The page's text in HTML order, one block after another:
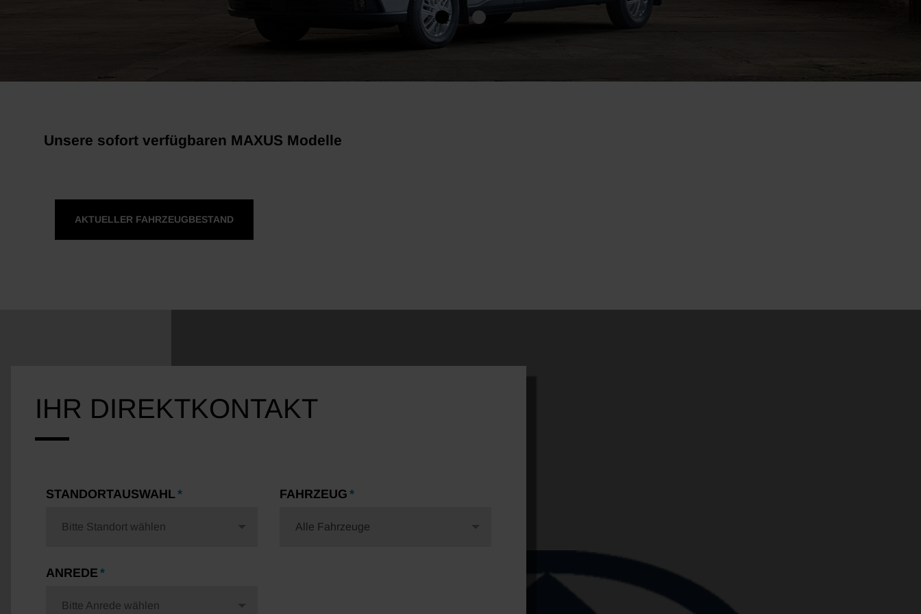
Unsere sofort verfügbaren MAXUS Modelle
AKTUELLER FAHRZEUGBESTAND
IHR DIREKTKONTAKT
STANDORTAUSWAHL
Bitte Standort wählen
FAHRZEUG
Alle Fahrzeuge
ANREDE
Bitte Anrede wählen